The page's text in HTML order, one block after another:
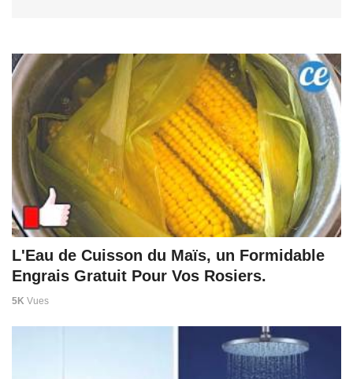
L'Eau de Cuisson du Maïs, un Formidable
Engrais Gratuit Pour Vos Rosiers.
5K Vues